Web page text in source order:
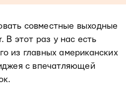
совместные выходные
В этот раз у нас есть
из главных американских
с впечатляющей